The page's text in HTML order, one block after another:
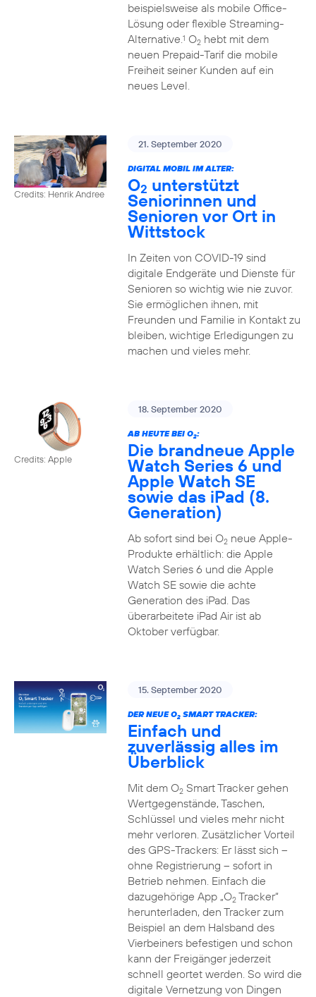
beispielsweise als mobile Office-
Lösung oder flexible Streaming-
Alternative.1 O2hebt mit dem
neuen Prepaid-Tarif die mobile
Freiheit seiner Kunden auf ein
neues Level.
Credits: Henrik Andree
21. September 2020
DIGITAL MOBIL IM ALTER:
O2 unterstützt
Seniorinnen und
Senioren vor Ort in
Wittstock
In Zeiten von COVID-19 sind
digitale Endgeräte und Dienste für
Senioren so wichtig wie nie zuvor.
Sie ermöglichen ihnen, mit
Freunden und Familie in Kontakt zu
bleiben, wichtige Erledigungen zu
machen und vieles mehr.
Credits: Apple
18. September 2020
AB HEUTE BEI O2:
Die brandneue Apple
Watch Series 6 und
Apple Watch SE
sowie das iPad (8.
Generation)
Ab sofort sind bei O2neue Apple-
Produkte erhältlich: die Apple
Watch Series 6 und die Apple
Watch SE sowie die achte
Generation des iPad. Das
überarbeitete iPad Air ist ab
Oktober verfügbar.
15. September 2020
DER NEUE O2SMART TRACKER:
Einfach und
zuverlässig alles im
Überblick
Mit dem O2Smart Tracker gehen
Wertgegenstände, Taschen,
Schlüssel und vieles mehr nicht
mehr verloren. Zusätzlicher Vorteil
des GPS-Trackers: Er lässt sich –
ohne Registrierung – sofort in
Betrieb nehmen. Einfach die
dazugehörige App „O2Tracker“
herunterladen, den Tracker zum
Beispiel an dem Halsband des
Vierbeiners befestigen und schon
kann der Freigänger jederzeit
schnell geortet werden. So wird die
digitale Vernetzung von Dingen